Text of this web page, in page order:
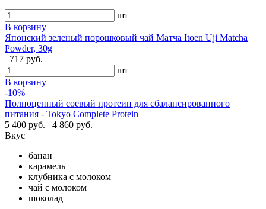
шт
В корзину
Японский зеленый порошковый чай Матча Itoen Uji Matcha
Powder, 30g
717 руб.
шт
В корзину
-10%
Полноценный соевый протеин для сбалансированного
питания - Tokyo Complete Protein
5 400 руб.
4 860 руб.
Вкус
банан
карамель
клубника с молоком
чай с молоком
шоколад